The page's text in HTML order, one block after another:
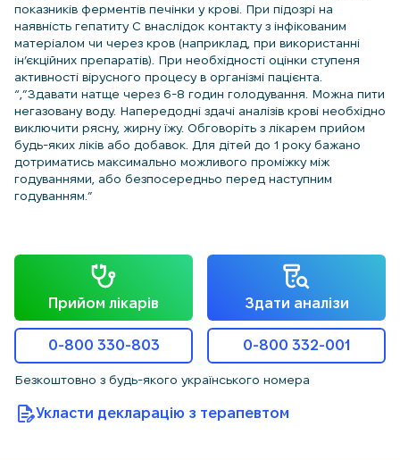
показників ферментів печінки у крові. При підозрі на
наявність гепатиту C внаслідок контакту з інфікованим
матеріалом чи через кров (наприклад, при використанні
ін’єкційних препаратів). При необхідності оцінки ступеня
активності вірусного процесу в організмі пацієнта.
“,”Здавати натще через 6-8 годин голодування. Можна пити
негазовану воду. Напередодні здачі аналізів крові необхідно
виключити рясну, жирну їжу. Обговоріть з лікарем прийом
будь-яких ліків або добавок. Для дітей до 1 року бажано
дотриматись максимально можливого проміжку між
годуваннями, або безпосередньо перед наступним
годуванням.”
Прийом лікарів Здати аналізи
0-800 330-803 0-800 332-001
Безкоштовно з будь-якого українського номера
Укласти декларацію з терапевтом